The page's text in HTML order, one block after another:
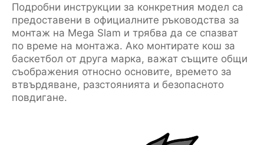
Подробни инструкции за конкретния модел са
предоставени в официалните ръководства за
монтаж на Mega Slam и трябва да се спазват
по време на монтажа. Ако монтирате кош за
баскетбол от друга марка, важат същите общи
съображения относно основите, времето за
втвърдяване, разстоянията и безопасното
повдигане.